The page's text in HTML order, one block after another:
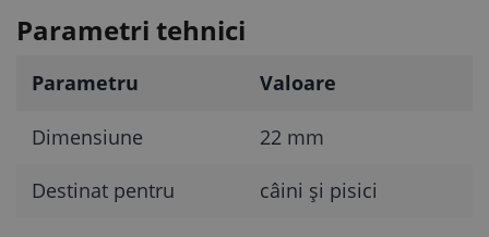
Parametri tehnici
Parametru Valoare
Dimensiune 22 mm
Destinat pentru câini și pisici